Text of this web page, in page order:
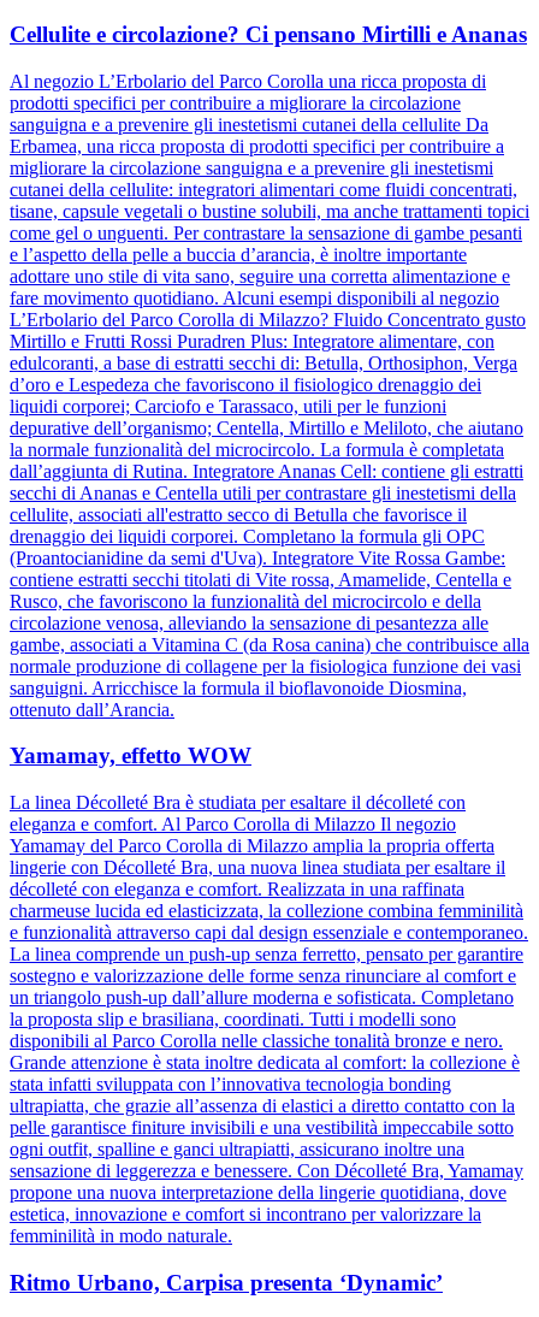
Cellulite e circolazione? Ci pensano Mirtilli e Ananas
Al negozio L’Erbolario del Parco Corolla una ricca proposta di
prodotti specifici per contribuire a migliorare la circolazione
sanguigna e a prevenire gli inestetismi cutanei della cellulite Da
Erbamea, una ricca proposta di prodotti specifici per contribuire a
migliorare la circolazione sanguigna e a prevenire gli inestetismi
cutanei della cellulite: integratori alimentari come fluidi concentrati,
tisane, capsule vegetali o bustine solubili, ma anche trattamenti topici
come gel o unguenti. Per contrastare la sensazione di gambe pesanti
e l’aspetto della pelle a buccia d’arancia, è inoltre importante
adottare uno stile di vita sano, seguire una corretta alimentazione e
fare movimento quotidiano. Alcuni esempi disponibili al negozio
L’Erbolario del Parco Corolla di Milazzo? Fluido Concentrato gusto
Mirtillo e Frutti Rossi Puradren Plus: Integratore alimentare, con
edulcoranti, a base di estratti secchi di: Betulla, Orthosiphon, Verga
d’oro e Lespedeza che favoriscono il fisiologico drenaggio dei
liquidi corporei; Carciofo e Tarassaco, utili per le funzioni
depurative dell’organismo; Centella, Mirtillo e Meliloto, che aiutano
la normale funzionalità del microcircolo. La formula è completata
dall’aggiunta di Rutina. Integratore Ananas Cell: contiene gli estratti
secchi di Ananas e Centella utili per contrastare gli inestetismi della
cellulite, associati all'estratto secco di Betulla che favorisce il
drenaggio dei liquidi corporei. Completano la formula gli OPC
(Proantocianidine da semi d'Uva). Integratore Vite Rossa Gambe:
contiene estratti secchi titolati di Vite rossa, Amamelide, Centella e
Rusco, che favoriscono la funzionalità del microcircolo e della
circolazione venosa, alleviando la sensazione di pesantezza alle
gambe, associati a Vitamina C (da Rosa canina) che contribuisce alla
normale produzione di collagene per la fisiologica funzione dei vasi
sanguigni. Arricchisce la formula il bioflavonoide Diosmina,
ottenuto dall’Arancia.
Yamamay, effetto WOW
La linea Décolleté Bra è studiata per esaltare il décolleté con
eleganza e comfort. Al Parco Corolla di Milazzo Il negozio
Yamamay del Parco Corolla di Milazzo amplia la propria offerta
lingerie con Décolleté Bra, una nuova linea studiata per esaltare il
décolleté con eleganza e comfort. Realizzata in una raffinata
charmeuse lucida ed elasticizzata, la collezione combina femminilità
e funzionalità attraverso capi dal design essenziale e contemporaneo.
La linea comprende un push-up senza ferretto, pensato per garantire
sostegno e valorizzazione delle forme senza rinunciare al comfort e
un triangolo push-up dall’allure moderna e sofisticata. Completano
la proposta slip e brasiliana, coordinati. Tutti i modelli sono
disponibili al Parco Corolla nelle classiche tonalità bronze e nero.
Grande attenzione è stata inoltre dedicata al comfort: la collezione è
stata infatti sviluppata con l’innovativa tecnologia bonding
ultrapiatta, che grazie all’assenza di elastici a diretto contatto con la
pelle garantisce finiture invisibili e una vestibilità impeccabile sotto
ogni outfit, spalline e ganci ultrapiatti, assicurano inoltre una
sensazione di leggerezza e benessere. Con Décolleté Bra, Yamamay
propone una nuova interpretazione della lingerie quotidiana, dove
estetica, innovazione e comfort si incontrano per valorizzare la
femminilità in modo naturale.
Ritmo Urbano, Carpisa presenta ‘Dynamic’